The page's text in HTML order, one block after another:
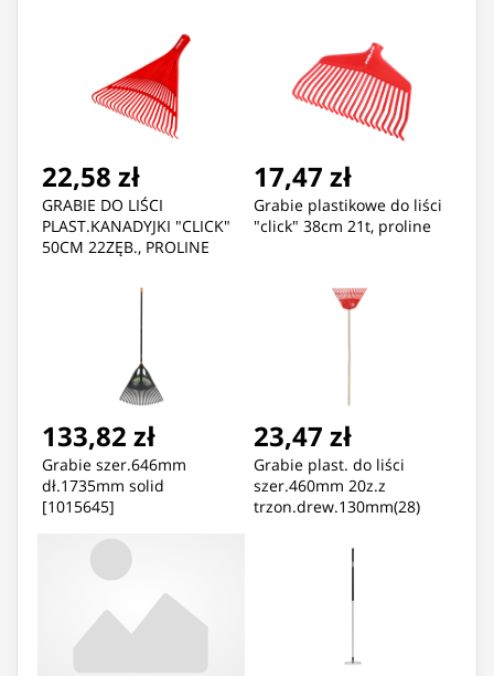
22,58 zł
GRABIE DO LIŚCI
PLAST.KANADYJKI "CLICK"
50CM 22ZĘB., PROLINE
17,47 zł
Grabie plastikowe do liści
"click" 38cm 21t, proline
133,82 zł
Grabie szer.646mm
dł.1735mm solid
[1015645]
23,47 zł
Grabie plast. do liści
szer.460mm 20z.z
trzon.drew.130mm(28)